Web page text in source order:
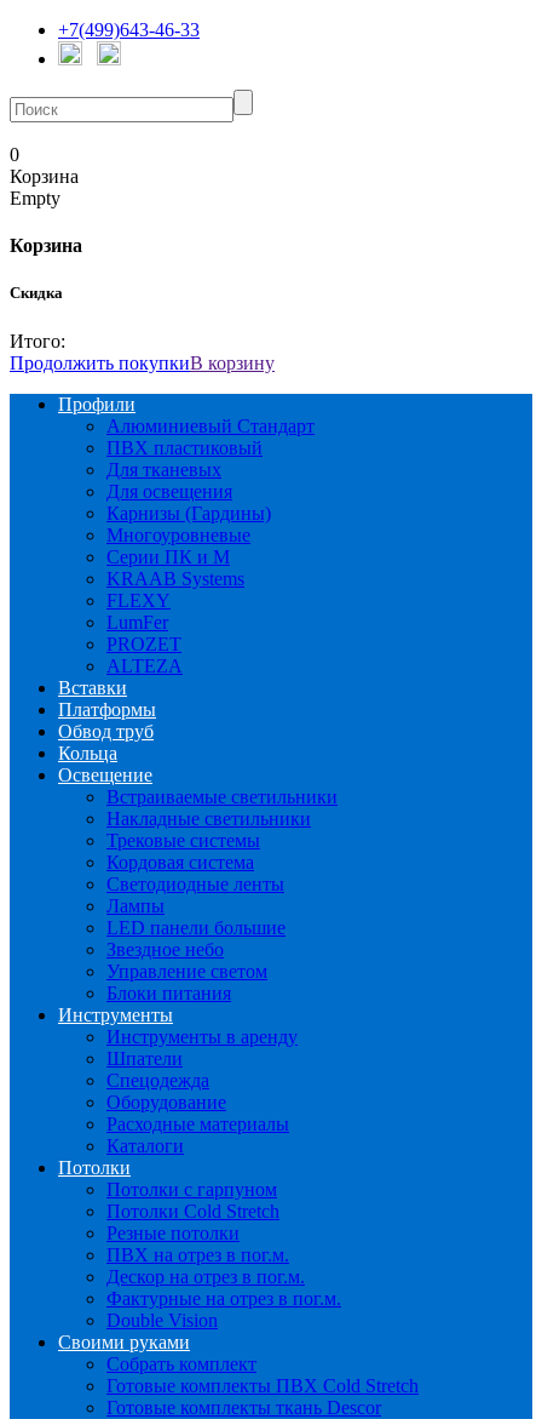
+7(499)643-46-33
0
Корзина
Empty
Корзина
Скидка
Итого:
Продолжить покупкиВ корзину
Профили
Алюминиевый Стандарт
ПВХ пластиковый
Для тканевых
Для освещения
Карнизы (Гардины)
Многоуровневые
Серии ПК и М
KRAAB Systems
FLEXY
LumFer
PROZET
ALTEZA
Вставки
Платформы
Обвод труб
Кольца
Освещение
Встраиваемые светильники
Накладные светильники
Трековые системы
Кордовая система
Светодиодные ленты
Лампы
LED панели большие
Звездное небо
Управление светом
Блоки питания
Инструменты
Инструменты в аренду
Шпатели
Спецодежда
Оборудование
Расходные материалы
Каталоги
Потолки
Потолки с гарпуном
Потолки Cold Stretch
Резные потолки
ПВХ на отрез в пог.м.
Дескор на отрез в пог.м.
Фактурные на отрез в пог.м.
Double Vision
Своими руками
Собрать комплект
Готовые комплекты ПВХ Cold Stretch
Готовые комплекты ткань Descor